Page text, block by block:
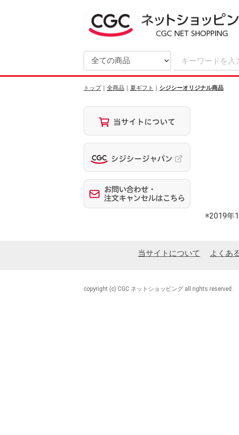
トップ 全商品 夏ギフト シジシーオリジナル商品
※2019年
当サイトについて よくあ
copyright (c) CGC ネットショッピング all rights reserved.